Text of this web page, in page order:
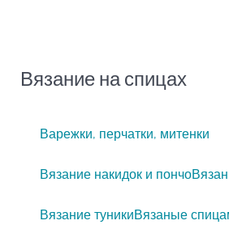
Вязание на спицах
Варежки, перчатки, митенки
Вязание накидок и пончо
Вязание туникиВязаные